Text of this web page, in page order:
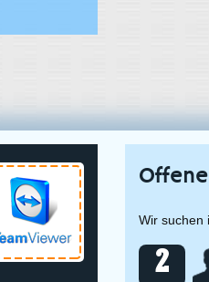
Wir suchen
2